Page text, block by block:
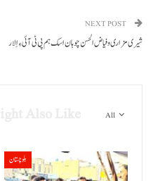
NEXT POST
شیری مزاری و فیاض الحسن چوہان اسک ہم پی ٹی آئی ءِ اِلار
All
بلوچستان